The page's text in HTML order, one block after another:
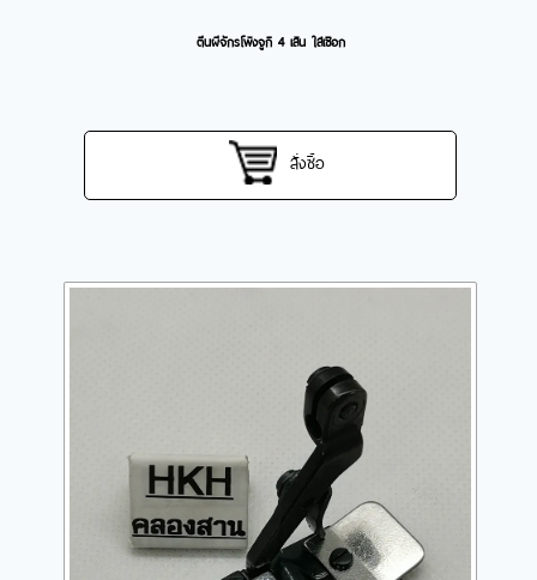
ตีนผีจักรโพ้งจูกิ 4 เส้น ใส่เชือก
สั่งซื้อ